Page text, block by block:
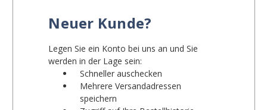
Neuer Kunde?
Legen Sie ein Konto bei uns an und Sie
werden in der Lage sein:
Schneller auschecken
Mehrere Versandadressen
speichern